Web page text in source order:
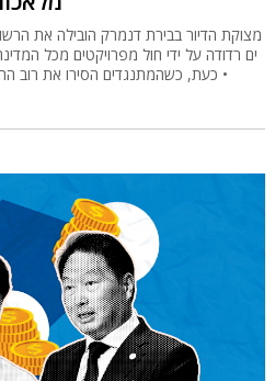
מצוקת הדיור בבירת דנמרק הובילה את
ים רדודה על ידי חול מפרויקטים מכל
• כעת, כשהמתנגדים הסירו את רוב